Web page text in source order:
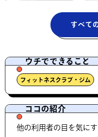
すべて
ウチでできること
フィットネスクラブ・ジム
ココの紹介
他の利用者の目を気に